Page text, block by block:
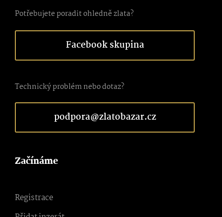
Potřebujete poradit ohledně zlata?
Facebook skupina
Technický problém nebo dotaz?
podpora@zlatobazar.cz
Začínáme
Registrace